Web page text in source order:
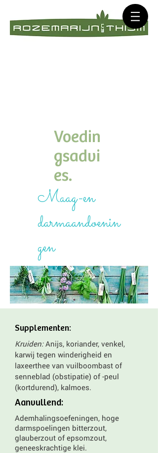
Voedin
gsadvi
es.
Maag-en
darmaandoenin
gen
Supplementen:
Kruiden:Anijs, koriander, venkel,
karwij tegen winderigheid en
laxeerthee van vuilboombast of
senneblad (obstipatie) of -peul
(kortdurend), kalmoes.
Aanvullend:
Ademhalingsoefeningen, hoge
darmspoelingen bitterzout,
glauberzout of epsomzout,
geneeskrachtige klei.